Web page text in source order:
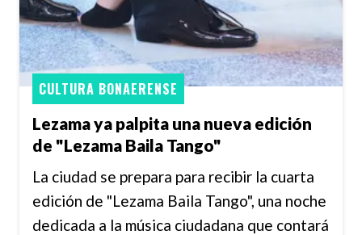
Lezama ya palpita una nueva edición
de "Lezama Baila Tango"
CULTURA BONAERENSE
La ciudad se prepara para recibir la cuarta
edición de "Lezama Baila Tango", una noche
dedicada a la música ciudadana que contará